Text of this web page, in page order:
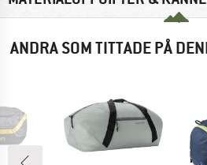
ANDRA SOM TITTADE PÅ